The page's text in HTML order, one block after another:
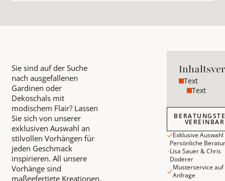
Sie sind auf der Suche
nach ausgefallenen
Gardinen oder
Dekoschals mit
modischem Flair? Lassen
Sie sich von unserer
exklusiven Auswahl an
stilvollen Vorhängen für
jeden Geschmack
inspirieren. All unsere
Vorhänge sind
maßgefertigte Kreationen,
Text
Text
Exklusive Auswahl
Persönliche
Lisa Sauer & Chris
Doderer
Musterservice auf
Anfrage